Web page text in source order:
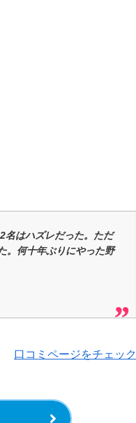
名はハズレだった。ただ
。何十年ぶりにやった野
口コミページをチェック